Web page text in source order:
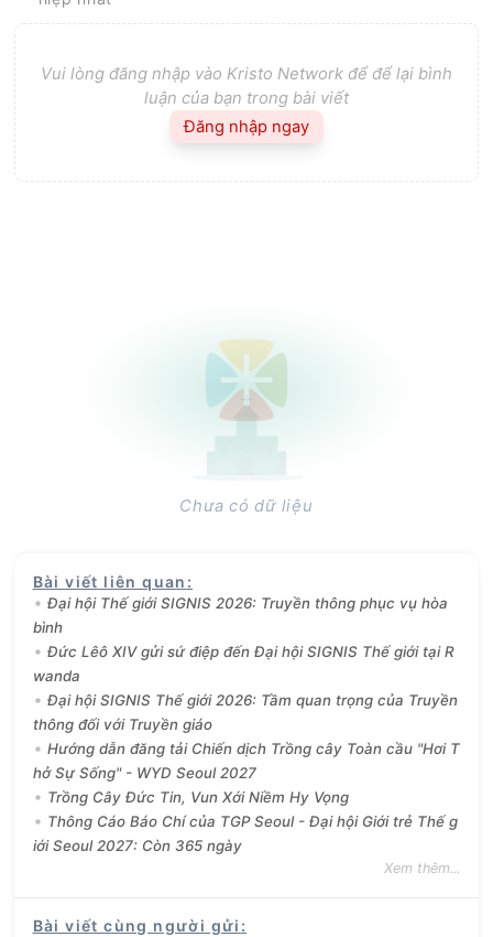
Vui lòng đăng nhập vào Kristo Network để để lại bình
luận của bạn trong bài viết
Đăng nhập ngay
Chưa có dữ liệu
Bài viết liên quan :
Đại hội Thế giới SIGNIS 2026: Truyền thông phục vụ hòa
bình
Đức Lêô XIV gửi sứ điệp đến Đại hội SIGNIS Thế giới tại R
wanda
Đại hội SIGNIS Thế giới 2026: Tầm quan trọng của Truyền
thông đối với Truyền giáo
Hướng dẫn đăng tải Chiến dịch Trồng cây Toàn cầu "Hơi T
hở Sự Sống" - WYD Seoul 2027
Trồng Cây Đức Tin, Vun Xới Niềm Hy Vọng
Thông Cáo Báo Chí của TGP Seoul - Đại hội Giới trẻ Thế g
iới Seoul 2027: Còn 365 ngày
Xem thêm...
Bài viết cùng người gửi :